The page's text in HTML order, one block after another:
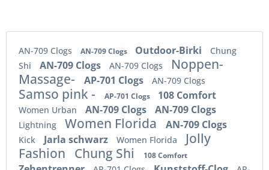
AN-709 Clogs AN-709 Clogs Outdoor-Birki
Chung
Shi
AN-709 Clogs AN-709 Clogs
Noppen-
Massage-
AP-701 Clogs AN-709 Clogs
Samso pink - AP-701 Clogs 108 Comfort
Women Urban AN-709 Clogs AN-709 Clogs
Lightning Women Florida AN-709 Clogs
Kick Jarla schwarz Women Florida
Jolly
Fashion
Chung Shi 108 Comfort